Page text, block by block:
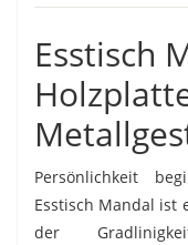
Esstisch
Persönlichkeit
Esstisch Mandal ist
der